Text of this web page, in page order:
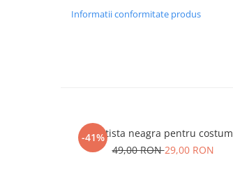
Informatii conformitate produs
-41%Batista neagra pentru costum
49,00 RON29,00 RON